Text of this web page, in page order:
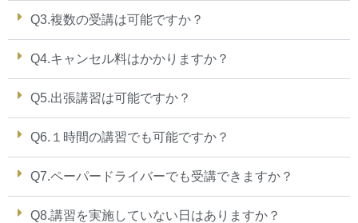
Q3.複数の受講は可能ですか？
Q4.キャンセル料はかかりますか？
Q5.出張講習は可能ですか？
Q6.１時間の講習でも可能ですか？
Q7.ペーパードライバーでも受講できますか？
Q8.講習を実施していない日はありますか？